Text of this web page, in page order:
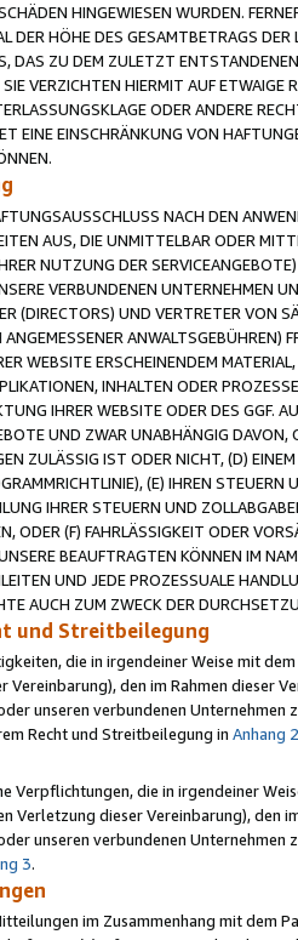
HINGEWIESEN WURDEN.
DER HÖHE DES GESAMTBETRAGS
DAS ZU DEM ZULETZT
VERZICHTEN HIERMIT AUF
ODER ANDERE
EINE EINSCHRÄNKUNG VON
NACH DEN
AUS, DIE UNMITTELBAR ODER
NUTZUNG DER
VERBUNDENEN UNTERNEHMEN
(DIRECTORS) UND VERTRETER VON
ANGEMESSENER
WEBSITE ERSCHEINENDEM
INHALTEN ODER
IHRER WEBSITE ODER DES GGF.
UND ZWAR UNABHÄNGIG
ZULÄSSIG IST ODER NICHT, (D)
(E) IHREN
IHRER STEUERN UND
ODER (F) FAHRLÄSSIGKEIT ODER
BEAUFTRAGTEN KÖNNEN IM
UND JEDE PROZESSUALE
AUCH ZUM ZWECK DER
und Streitbeilegung
die in irgendeiner Weise mit
Vereinbarung), den im Rahmen dieser
unseren verbundenen
Recht und Streitbeilegung in Anhang 2
Verpflichtungen, die in irgendeiner
Verletzung dieser Vereinbarung), den
unseren verbundenen
3.
im Zusammenhang mit dem